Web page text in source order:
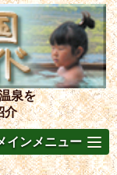
泉を
介
インメニュー